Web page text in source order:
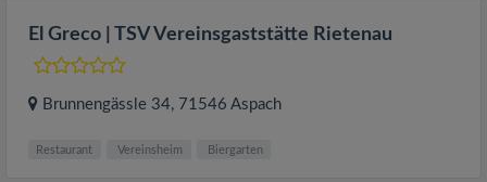
El Greco | TSV Vereinsgaststätte Rietenau
Brunnengässle 34, 71546 Aspach
Restaurant Vereinsheim Biergarten